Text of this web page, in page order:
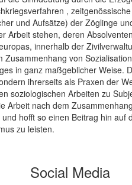
,
und Aufsätze) der Zöglinge
Arbeit stehen, deren
innerhalb der
von
in ganz maßgeblicher Weise.
ihrerseits als Praxen der
soziologischen Arbeiten zu
Arbeit nach dem
hofft so einen Beitrag hin auf
zu leisten.
Social Media